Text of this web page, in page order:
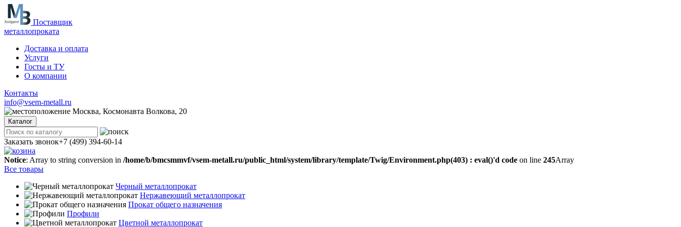
Поставщик
металлопроката
Доставка и оплата
Услуги
Госты и ТУ
О компании
Контакты
info@vsem-metall.ru
Москва, Космонавта Волкова, 20
Каталог
Заказать звонок+7 (499) 394-60-14
Notice: Array to string conversion in /home/b/bmcsmmvf/vsem-metall.ru/public_html/system/library/template/Twig/Environment.php(403) : eval()'d code on line 245Array
Все товары
Черный металлопрокат
Нержавеющий металлопрокат
Прокат общего назначения
Профили
Цветной металлопрокат